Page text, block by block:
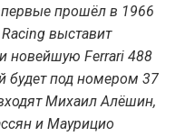
прошёл в 1966
выставит
новейшую Ferrari 488
будет под номером 37
Михаил Алёшин,
и Маурицио